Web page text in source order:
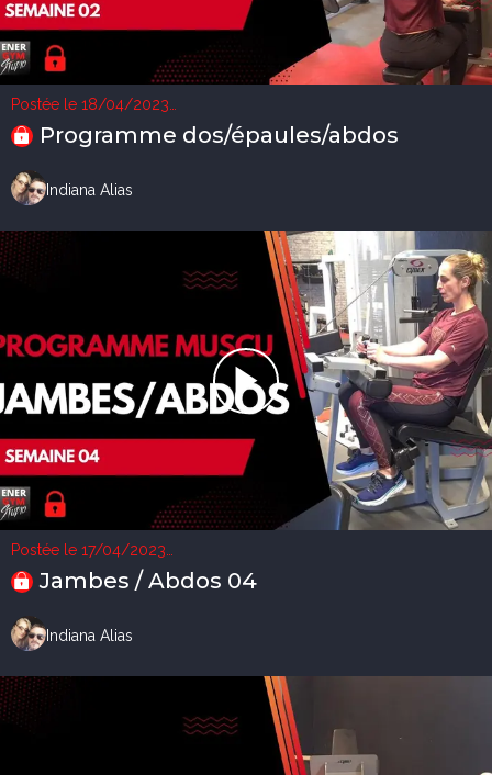
Postée le 18/04/2023
1 vueProgramme dos/épaules/abdos
Indiana Alias
Postée le 17/04/2023
3 vuesJambes / Abdos 04
Indiana Alias